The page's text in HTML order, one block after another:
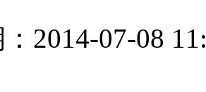
2014-07-08